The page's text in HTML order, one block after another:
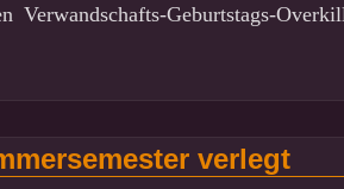
Verwandschafts-Geburtstags-
verlegt